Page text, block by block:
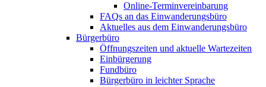
Online-Terminvereinbarung
FAQs an das Einwanderungsbüro
Aktuelles aus dem Einwanderungsbüro
Bürgerbüro
Öffnungszeiten und aktuelle Wartezeiten
Einbürgerung
Fundbüro
Bürgerbüro in leichter Sprache